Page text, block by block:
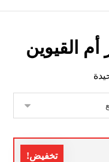
القيوين
تخفيض!